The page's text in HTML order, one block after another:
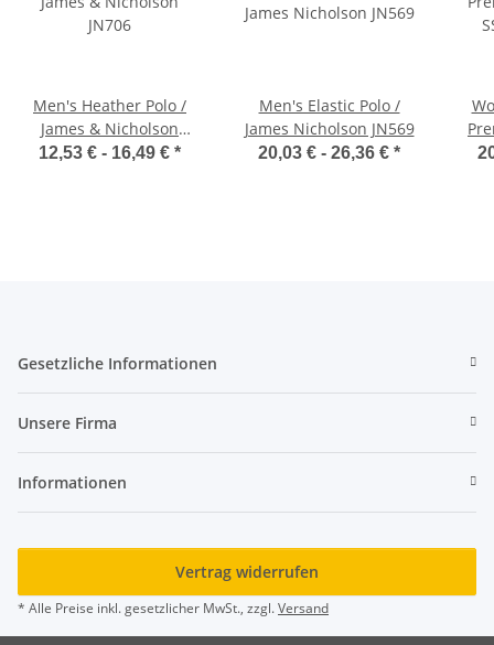
Men's Heather Polo /
James & Nicholson
JN706
12,53 € - 16,49 € *
Men's Elastic Polo /
James Nicholson JN569
20,03 € - 26,36 € *
Gesetzliche Informationen
Unsere Firma
Informationen
Vertrag widerrufen
* Alle Preise inkl. gesetzlicher MwSt., zzgl.Versand